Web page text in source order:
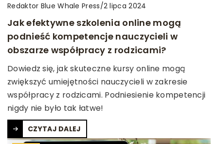
Redaktor Blue Whale Press/2 lipca 2024
Jak efektywne szkolenia online mogą
podnieść kompetencje nauczycieli w
obszarze współpracy z rodzicami?
Dowiedz się, jak skuteczne kursy online mogą
zwiększyć umiejętności nauczycieli w zakresie
współpracy z rodzicami. Podniesienie kompetencji
nigdy nie było tak łatwe!
CZYTAJ DALEJ